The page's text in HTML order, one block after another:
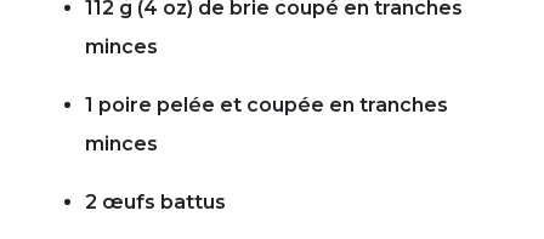
112 g (4 oz) de brie coupé en tranches
minces
1 poire pelée et coupée en tranches
minces
2 œufs battus